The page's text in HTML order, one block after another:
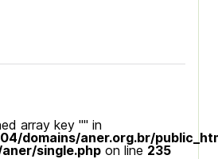
array key "" in
domains/aner.org.br/
single.php on line 235